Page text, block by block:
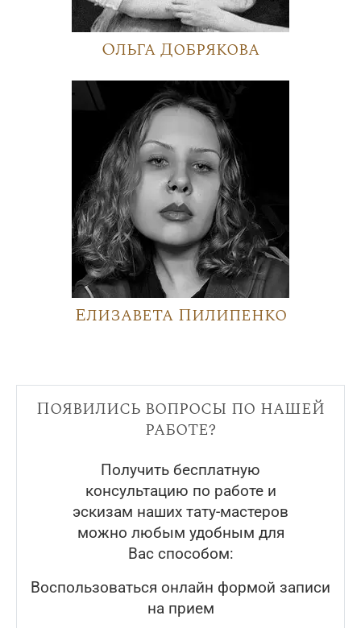
Ольга Добрякова
Елизавета Пилипенко
Появились вопросы по нашей
работе?
Получить бесплатную
консультацию по работе и
эскизам наших тату-мастеров
можно любым удобным для
Вас способом:
Воспользоваться онлайн формой записи
на прием